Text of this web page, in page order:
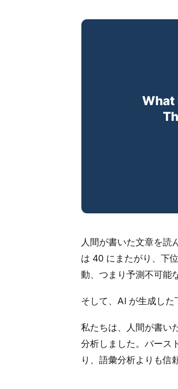
人間が書いた文章を読
は 40 にまたがり、下
動、つまり予測不可能
そして、AI が生成した
私たちは、人間が書い
分析しました。バース
り、語彙分析よりも信